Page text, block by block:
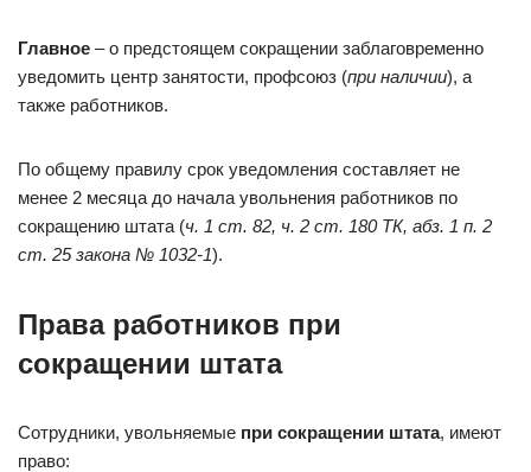
Главное – о предстоящем сокращении заблаговременно
уведомить центр занятости, профсоюз (при наличии), а
также работников.
По общему правилу срок уведомления составляет не
менее 2 месяца до начала увольнения работников по
сокращению штата (ч. 1 ст. 82, ч. 2 ст. 180 ТК, абз. 1 п. 2
ст. 25 закона № 1032-1).
Права работников при
сокращении штата
Сотрудники, увольняемые при сокращении штата, имеют
право: